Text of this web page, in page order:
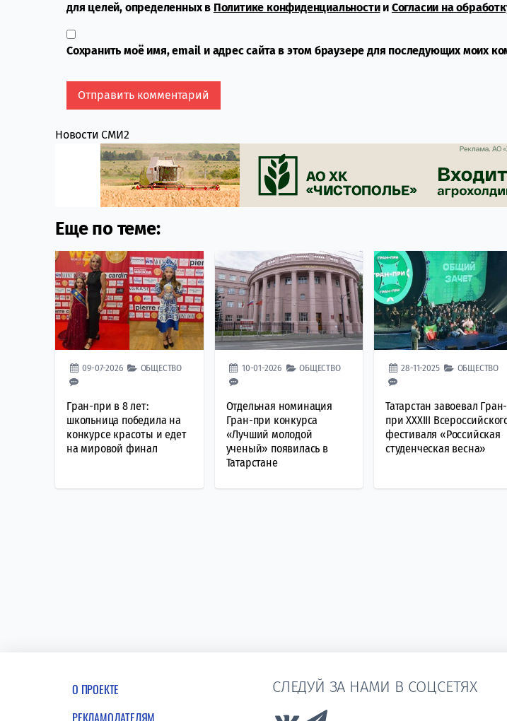
для целей, определенных в Политике конфиденциальностии Согласии на
Сохранить моё имя, email и адрес сайта в этом браузере для последующих моих
Новости СМИ2
Еще по теме:
09-07-2026 ОБЩЕСТВО
Гран-при в 8 лет:
школьница победила на
конкурсе красоты и едет
на мировой финал
10-01-2026 ОБЩЕСТВО
Отдельная номинация
Гран-при конкурса
«Лучший молодой
ученый» появилась в
Татарстане
28-11-2025 ОБЩЕСТВО
Татарстан завоевал Гран-
при XXXIII
фестиваля «Российская
студенческая весна»
О ПРОЕКТЕ
РЕКЛАМОДАТЕЛЯМ
СЛЕДУЙ ЗА НАМИ В СОЦСЕТЯХ
Link to Vk